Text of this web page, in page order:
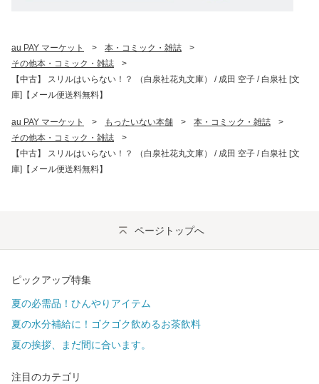
au PAY マーケット > 本・コミック・雑誌
>
その他本・コミック・雑誌
>
【中古】 スリルはいらない！？ （白泉社花丸文庫） / 成田 空子 / 白泉社 [文
庫]【メール便送料無料】
au PAY マーケット > もったいない本舗 > 本・コミック・雑誌
>
その他本・コミック・雑誌
>
【中古】 スリルはいらない！？ （白泉社花丸文庫） / 成田 空子 / 白泉社 [文
庫]【メール便送料無料】
ページトップへ
ピックアップ特集
夏の必需品！ひんやりアイテム
夏の水分補給に！ゴクゴク飲めるお茶飲料
夏の挨拶、まだ間に合います。
注目のカテゴリ